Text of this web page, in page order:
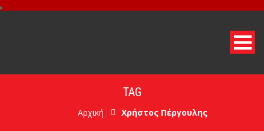
TAG
Αρχική Χρήστος Πέργουλης